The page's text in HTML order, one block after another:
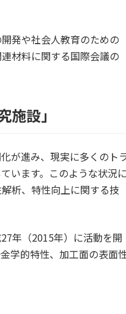
発や社会人教育のための
材料に関する国際会議の
設」
が進み、現実に多くのト
います。このような状況に
析、特性向上に関する技
年（2015年）に活動を開
学的特性、加工面の表面